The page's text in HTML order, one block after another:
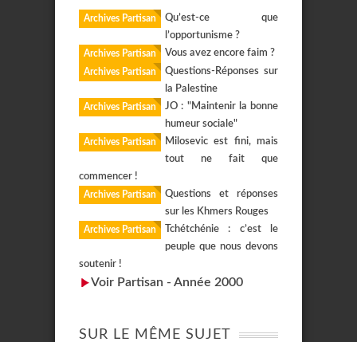
Archives Partisan
Qu’est-ce que
l’opportunisme ?
Archives Partisan Vous avez encore faim ?
Archives Partisan
Questions-Réponses sur
la Palestine
Archives Partisan
JO : "Maintenir la bonne
humeur sociale"
Archives Partisan
Milosevic est fini, mais
tout ne fait que
commencer !
Archives Partisan
Questions et réponses
sur les Khmers Rouges
Archives Partisan
Tchétchénie : c’est le
peuple que nous devons
soutenir !
Voir Partisan - Année 2000
SUR LE MÊME SUJET